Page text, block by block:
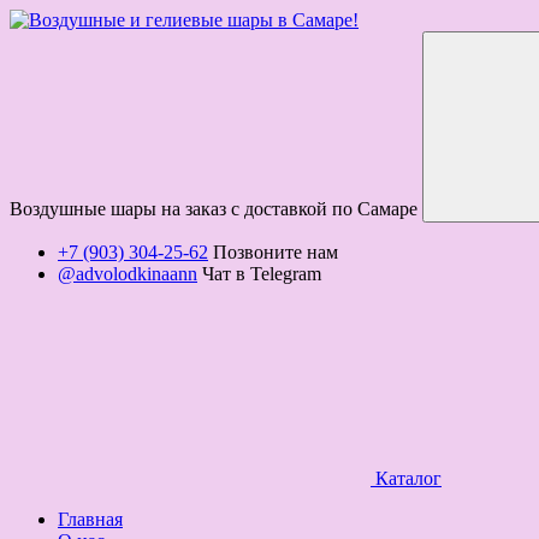
Воздушные шары на заказ с доставкой по Самаре
+7 (903) 304-25-62 Позвоните нам
@advolodkinaann Чат в Telegram
Каталог
Главная